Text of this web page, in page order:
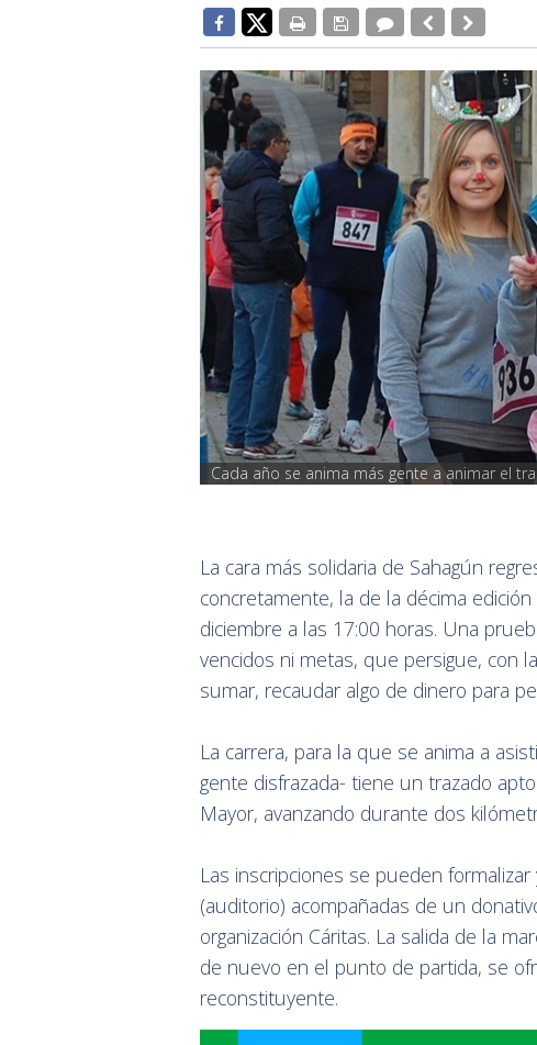
Cada año se anima más gente a animar el
La cara más solidaria de Sahagún
concretamente, la de la décima
diciembre a las 17:00 horas. Una
vencidos ni metas, que persigue, con
sumar, recaudar algo de dinero para
La carrera, para la que se anima a
gente disfrazada- tiene un trazado
Mayor, avanzando durante dos
Las inscripciones se pueden
(auditorio) acompañadas de un
organización Cáritas. La salida de la
de nuevo en el punto de partida, se
reconstituyente.